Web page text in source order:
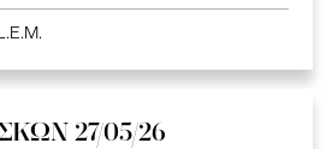
27/05/26